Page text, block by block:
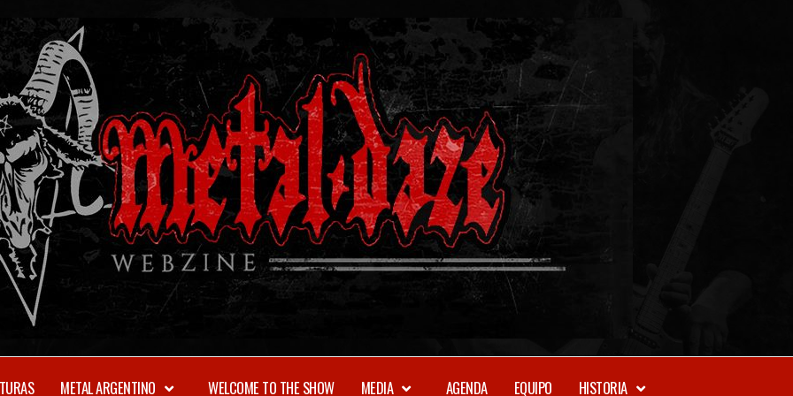
METAL ARGENTINO WELCOME TO THE SHOW MEDIA AGENDA EQUIPO HISTORIA